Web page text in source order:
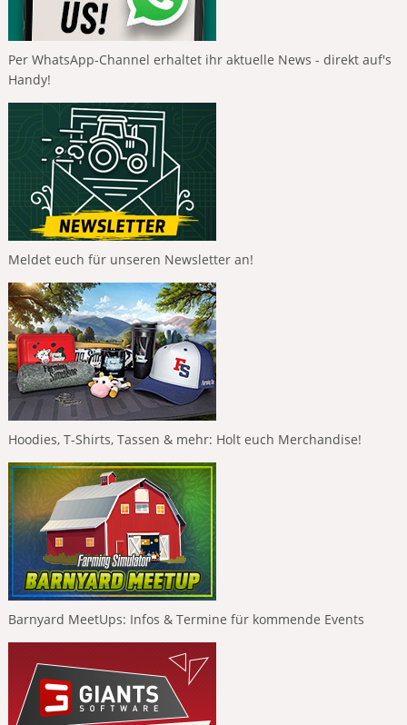
Per WhatsApp-Channel erhaltet ihr aktuelle News - direkt auf's
Handy!
Meldet euch für unseren Newsletter an!
Hoodies, T-Shirts, Tassen & mehr: Holt euch Merchandise!
Barnyard MeetUps: Infos & Termine für kommende Events